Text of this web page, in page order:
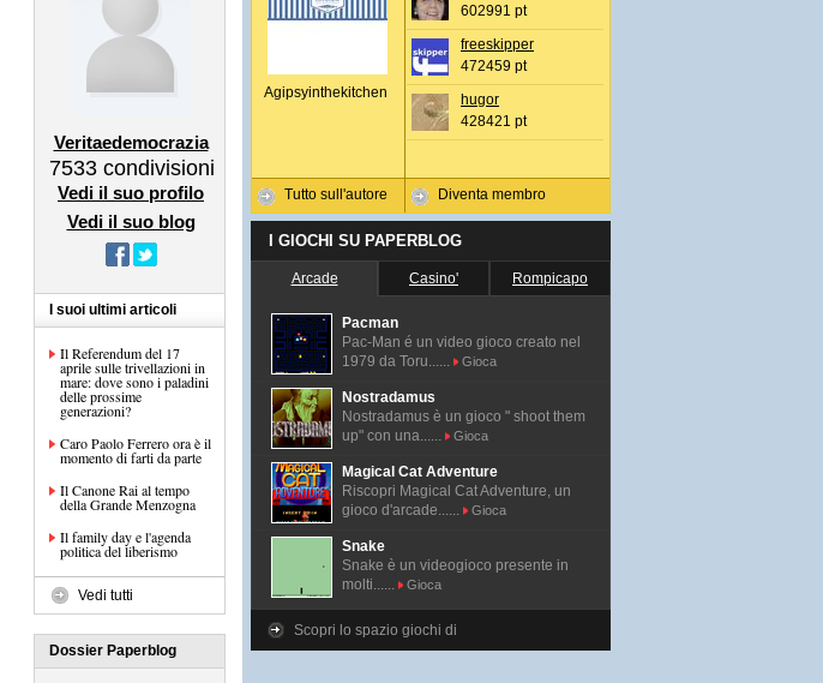
Veritaedemocrazia
7533 condivisioni
Vedi il suo profilo
Vedi il suo blog
I suoi ultimi articoli
Il Referendum del 17
aprile sulle trivellazioni in
mare: dove sono i paladini
delle prossime
generazioni?
Caro Paolo Ferrero ora è il
momento di farti da parte
Il Canone Rai al tempo
della Grande Menzogna
Il family day e l'agenda
politica del liberismo
Vedi tutti
Dossier Paperblog
Agipsyinthekitchen
Tutto sull'autore
602991 pt
freeskipper
472459 pt
hugor
428421 pt
Diventa membro
I GIOCHI SU PAPERBLOG
Arcade Casino' Rompicapo
Pacman
Pac-Man é un video gioco creato nel
1979 da Toru......
Gioca
Nostradamus
Nostradamus è un gioco " shoot them
up" con una......
Gioca
Magical Cat Adventure
Riscopri Magical Cat Adventure, un
gioco d'arcade......
Gioca
Snake
Snake è un videogioco presente in
molti......
Gioca
Scopri lo spazio giochi di